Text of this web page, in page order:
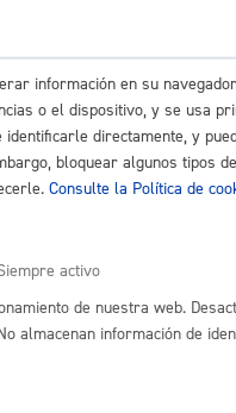
en torno a la oferta:
SELECTIVO Y
información en su
o el dispositivo, y se usa
directamente, y
bloquear algunos tipos
Consulte la Política de
activo
de nuestra web.
almacenan información de